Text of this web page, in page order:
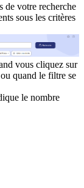
de votre recherche
sous les critères
vous cliquez sur
quand le filtre se
le nombre